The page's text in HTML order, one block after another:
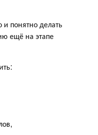
понятно делать
ещё на этапе